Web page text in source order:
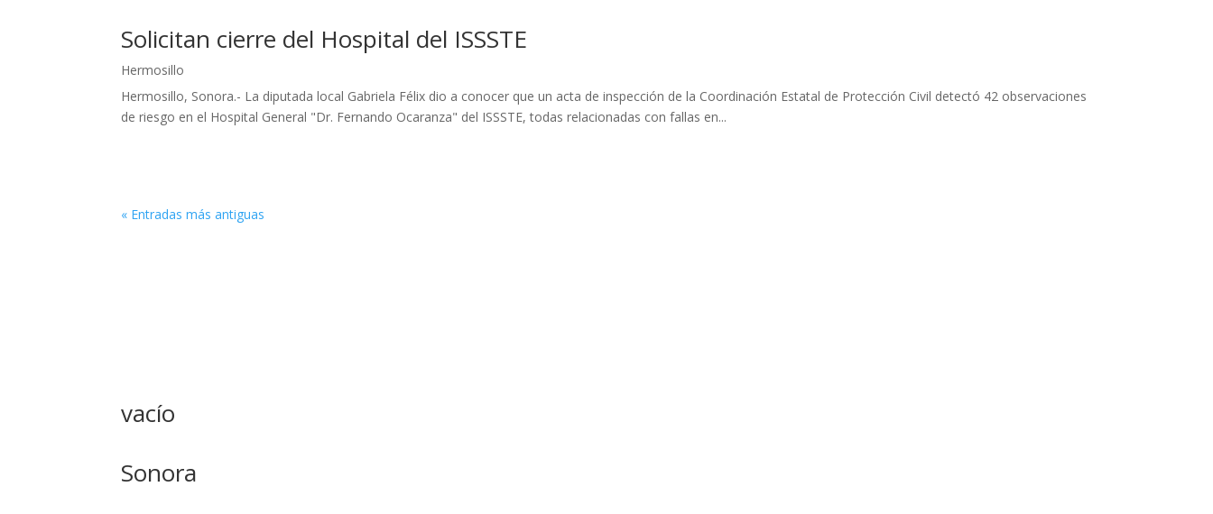
Solicitan cierre del Hospital del ISSSTE
Hermosillo
Hermosillo, Sonora.- La diputada local Gabriela Félix dio a conocer que un acta de inspección de la Coordinación Estatal de Protección Civil detectó 42 observaciones
de riesgo en el Hospital General "Dr. Fernando Ocaranza" del ISSSTE, todas relacionadas con fallas en...
« Entradas más antiguas
vacío
Sonora